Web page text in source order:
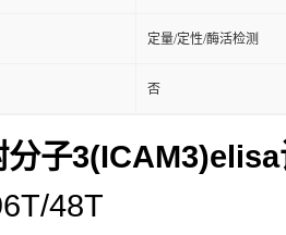
定量/定性/酶活检测
否
分子
48T